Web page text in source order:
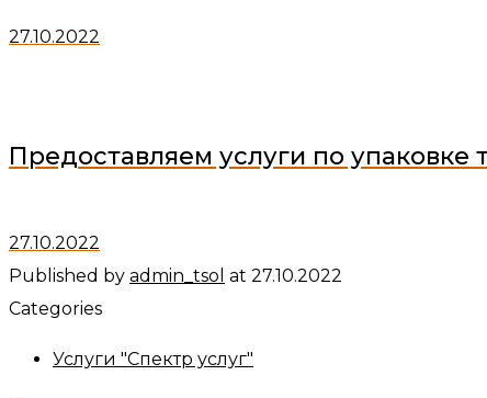
27.10.2022
Предоставляем услуги по упаковке
27.10.2022
Published by admin_tsol at 27.10.2022
Categories
Услуги "Спектр услуг"